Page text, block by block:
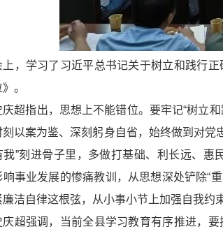
上，学习了习近平总书记关于树立和践行
。
庆超指出，思想上不能错位。要牢记“树立
刻以案为鉴、深刻躬身自省，始终做到对党
我”刻进骨子里，多做打基础、利长远、
响事业发展的惨痛教训，从思想深处铲除“
洁自律这根弦，从小事小节上加强自我约
庆超强调，当前全县学习教育有序推进，